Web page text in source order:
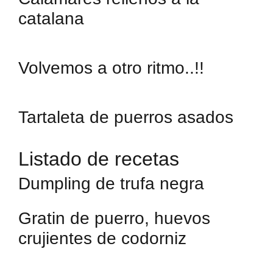
catalana
Volvemos a otro ritmo..!!
Tartaleta de puerros asados
Listado de recetas
Dumpling de trufa negra
Gratin de puerro, huevos
crujientes de codorniz